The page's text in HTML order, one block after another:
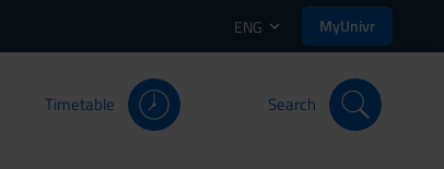
ENG MyUnivr
Timetable Search